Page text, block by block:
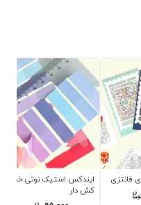
ایندکس استیک نوتی خط
کش دار
مینی چراغ